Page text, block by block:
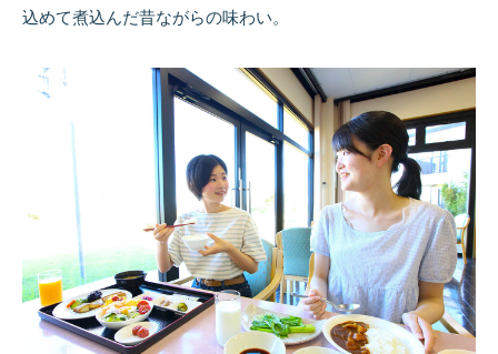
込めて煮込んだ昔ながらの味わい。